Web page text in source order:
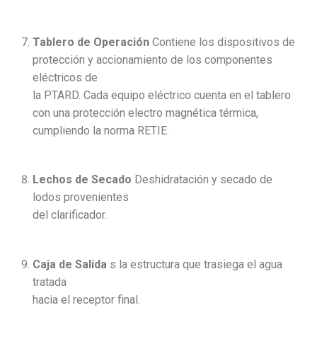
Tablero de OperaciónContiene los dispositivos de
protección y accionamiento de los componentes
eléctricos de
la PTARD. Cada equipo eléctrico cuenta en el tablero
con una protección electro magnética térmica,
cumpliendo la norma RETIE.
Lechos de Secado Deshidratación y secado de
lodos provenientes
del clarificador.
Caja de Salidas la estructura que trasiega el agua
tratada
hacia el receptor final.